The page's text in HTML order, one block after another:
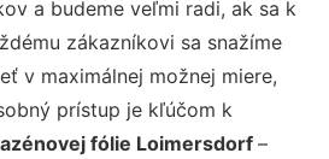
a budeme veľmi radi, ak sa k
zákazníkovi sa snažíme
v maximálnej možnej miere,
prístup je kľúčom k
fólie Loimersdorf –